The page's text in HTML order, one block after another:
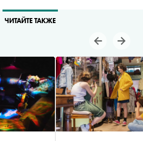
ЧИТАЙТЕ ТАКЖЕ